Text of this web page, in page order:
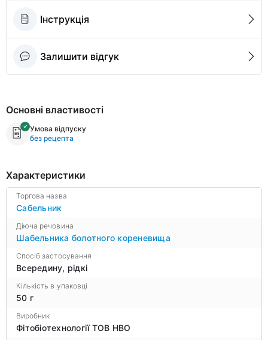
Інструкція
Залишити відгук
Основні властивості
Умова відпуску
без рецепта
Характеристики
Торгова назва
Сабельник
Діюча речовина
Шабельника болотного кореневища
Спосіб застосування
Всередину, рідкі
Кількість в упаковці
50 г
Виробник
Фітобіотехнології ТОВ НВО